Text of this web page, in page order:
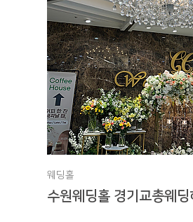
웨딩홀
수원웨딩홀 경기교총웨딩